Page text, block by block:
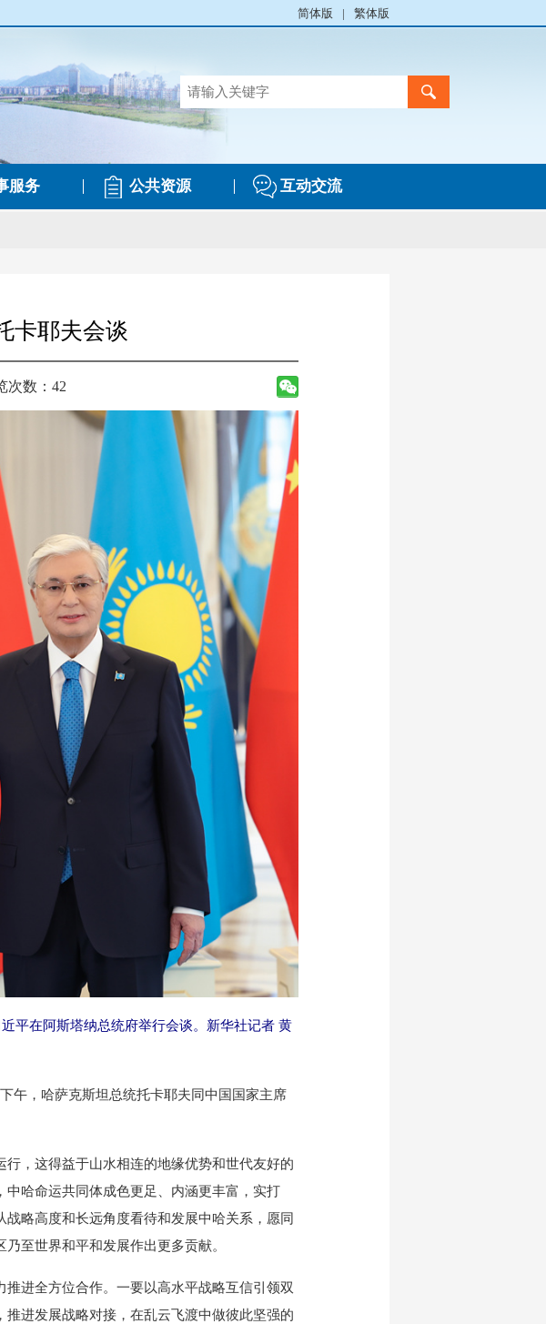
简体版 | 繁体版
服务 公共资源 互动交流
卡耶夫会谈
次数：42
平在阿斯塔纳总统府举行会谈。新华社记者 黄
，哈萨克斯坦总统托卡耶夫同中国国家主席
，这得益于山水相连的地缘优势和世代友好的
哈命运共同体成色更足、内涵更丰富，实打
略高度和长远角度看待和发展中哈关系，愿同
至世界和平和发展作出更多贡献。
进全方位合作。一要以高水平战略互信引领双
进发展战略对接，在乱云飞渡中做彼此坚强的